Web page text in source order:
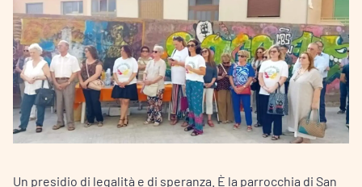
Un presidio di legalità e di speranza. È la parrocchia di San